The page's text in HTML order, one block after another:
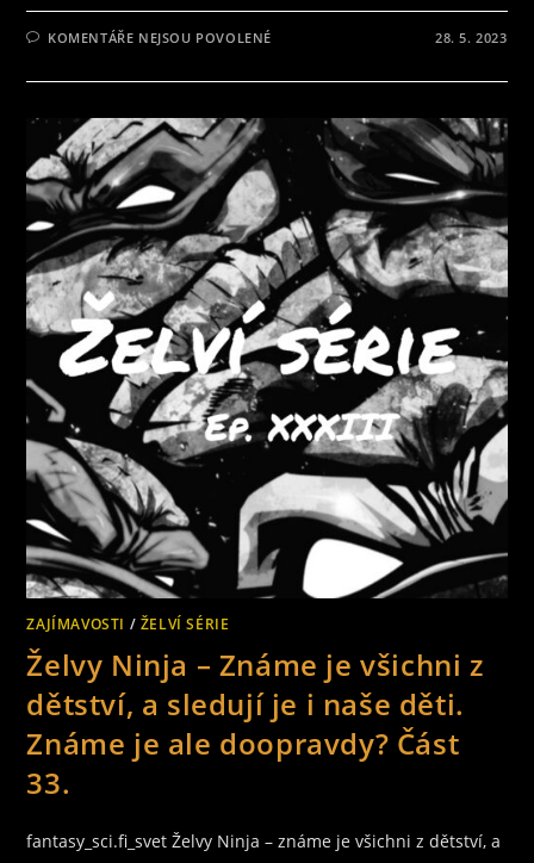
KOMENTÁŘE NEJSOU POVOLENÉ
NÁZVEM
ZNÁME
VŠICHNI
Z
DĚTSTVÍ,
A
SLEDUJÍ
JE
I
NAŠE
DĚTI.
ZNÁME
JE
ALE
DOOPRAVDY?
ČÁST
34.
28. 5. 2023
ZAJÍMAVOSTI / ŽELVÍ SÉRIE
Želvy Ninja – Známe je všichni z
dětství, a sledují je i naše děti.
Známe je ale doopravdy? Část
33.
fantasy_sci.fi_svet Želvy Ninja – známe je všichni z dětství, a